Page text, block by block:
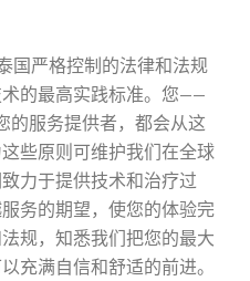
国严格控制的法律和法规
的最高实践标准。您——
服务提供者，都会从这
些原则可维护我们在全球
力于提供技术和治疗过
务的期望，使您的体验完
规，知悉我们把您的最大
充满自信和舒适的前进。